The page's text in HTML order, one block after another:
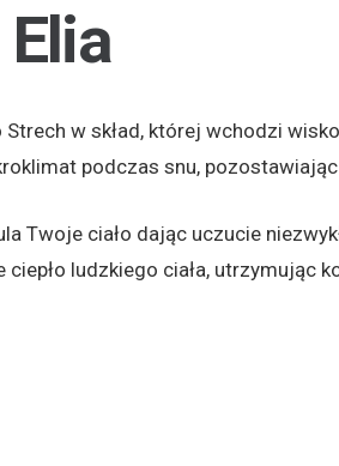
Elia
w skład, której wchodzi
podczas snu,
Twoje ciało dając uczucie
ludzkiego ciała, utrzymując